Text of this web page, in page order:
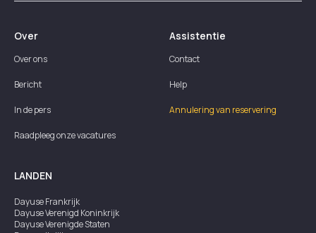
Over
Over ons
Bericht
In de pers
Raadpleeg onze vacatures
Assistentie
Contact
Help
Annulering van reservering
LANDEN
DayuseFrankrijk
DayuseVerenigd Koninkrijk
DayuseVerenigde Staten